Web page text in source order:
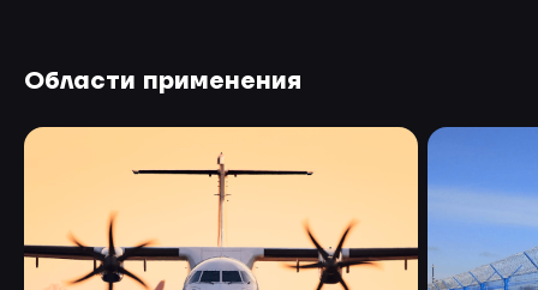
Области применения